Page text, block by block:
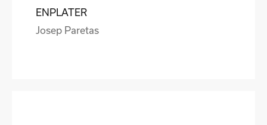
ENPLATER
Josep Paretas